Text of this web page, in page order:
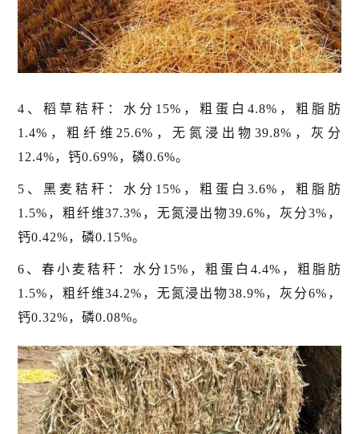
4、稻草秸秆：水分15%，粗蛋白4.8%，粗脂肪
1.4%，粗纤维25.6%，无氮浸出物39.8%，灰分
12.4%，钙0.69%，磷0.6%。
5、黑麦秸秆：水分15%，粗蛋白3.6%，粗脂肪
1.5%，粗纤维37.3%，无氮浸出物39.6%，灰分3%，
钙0.42%，磷0.15%。
6、春小麦秸秆：水分15%，粗蛋白4.4%，粗脂肪
1.5%，粗纤维34.2%，无氮浸出物38.9%，灰分6%，
钙0.32%，磷0.08%。